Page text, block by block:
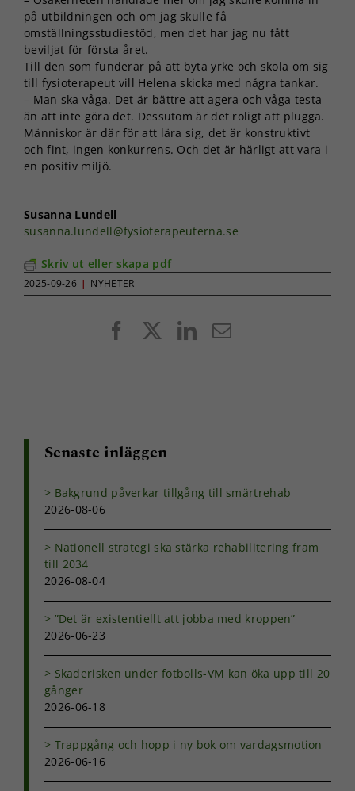
på utbildningen och om jag skulle få
omställningsstudiestöd, men det har jag nu fått
beviljat för första året.
Till den som funderar på att byta yrke och skola om sig
till fysioterapeut vill Helena skicka med några tankar.
– Man ska våga. Det är bättre att agera och våga testa
än att inte göra det. Dessutom är det roligt att plugga.
Människor är där för att lära sig, det är konstruktivt
och fint, ingen konkurrens. Och det är härligt att vara i
en positiv miljö.
Susanna Lundell
susanna.lundell@fysioterapeuterna.se
Skriv ut eller skapa pdf
2025-09-26 | NYHETER
FacebookLinkedIn
E-
Senaste inläggen
Bakgrund påverkar tillgång till smärtrehab
2026-08-06
Nationell strategi ska stärka rehabilitering fram
till 2034
2026-08-04
”Det är existentiellt att jobba med kroppen”
2026-06-23
Skaderisken under fotbolls-VM kan öka upp till 20
gånger
2026-06-18
Trappgång och hopp i ny bok om vardagsmotion
2026-06-16
går inte att
att hemsidan
över huvud